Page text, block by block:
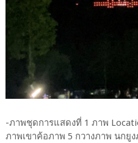
-ภาพชุดการแสดงที่ 1 ภาพ
ภาพเขาค้อภาพ 5 กวางภาพ นกยู